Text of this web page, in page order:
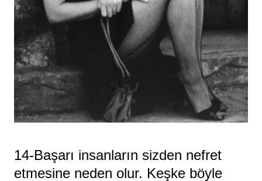
14-Başarı insanların sizden nefret
etmesine neden olur. Keşke böyle